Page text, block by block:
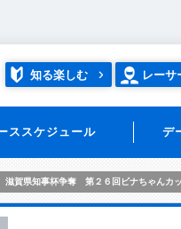
知る楽しむ レーサ
ススケジュール デ
滋賀県知事杯争奪 第２６回ビナちゃんカ